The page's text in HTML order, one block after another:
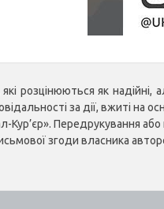
розцінюються як надійні,
за дії, вжиті на
Кур’єр». Передрукування
згоди власника